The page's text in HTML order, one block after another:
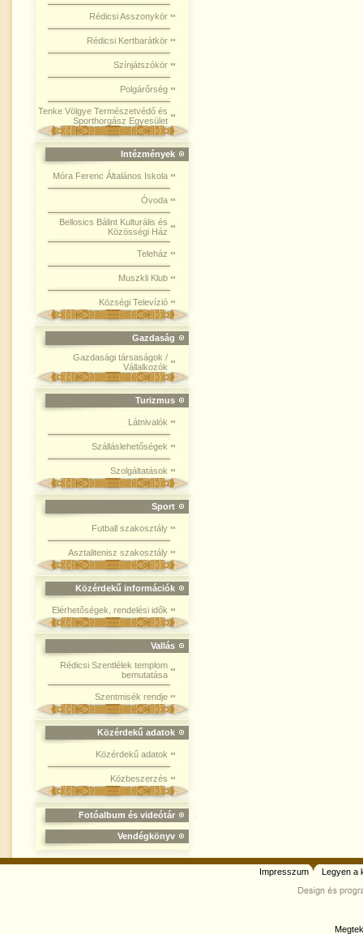
Rédicsi Asszonykör
Rédicsi Kertbarátkör
Színjátszókör
Polgárőrség
Tenke Völgye Természetvédő és
Sporthorgász Egyesület
Intézmények
Móra Ferenc Általános Iskola
Óvoda
Bellosics Bálint Kulturális és
Közösségi Ház
Teleház
Muszkli Klub
Községi Televízió
Gazdaság
Gazdasági társaságok /
Vállalkozók
Turizmus
Látnivalók
Szálláslehetőségek
Szolgáltatások
Sport
Futball szakosztály
Asztalitenisz szakosztály
Közérdekű információk
Elérhetőségek, rendelési idők
Vallás
Rédicsi Szentlélek templom
bemutatása
Szentmisék rendje
Közérdekű adatok
Közérdekű adatok
Közbeszerzés
Fotóalbum és videótár
Vendégkönyv
Impresszum Legyen a